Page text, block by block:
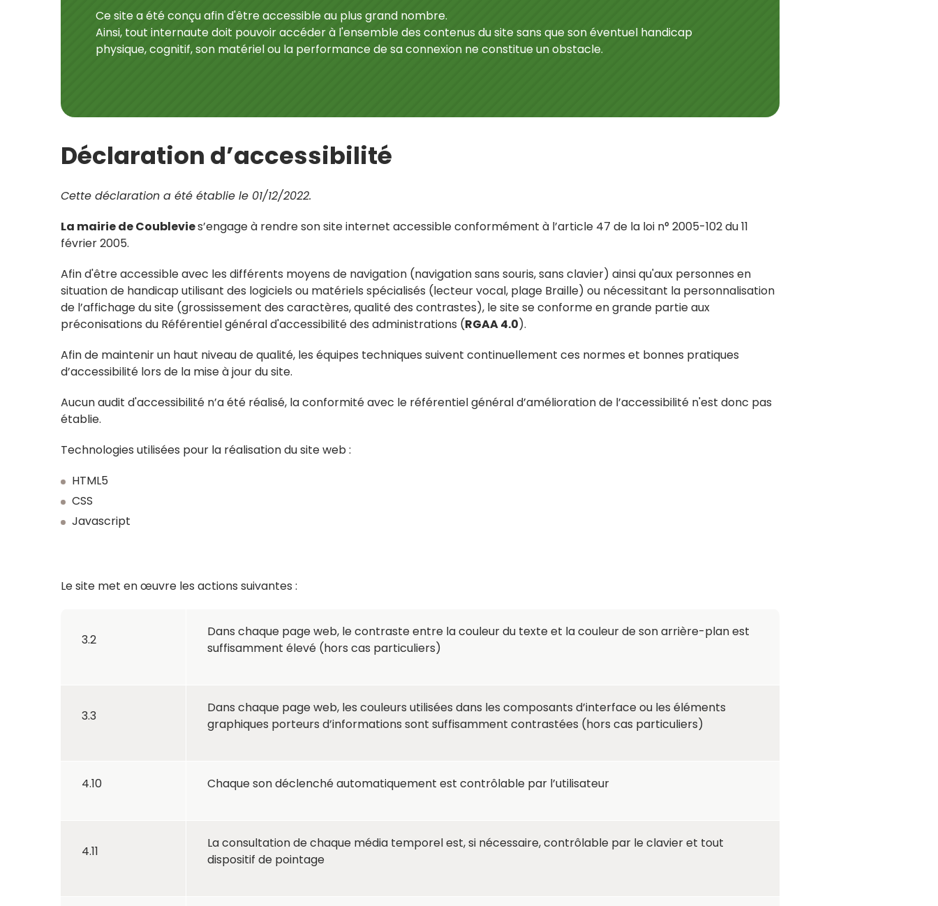
Ce site a été conçu afin d'être accessible au plus grand nombre.
Ainsi, tout internaute doit pouvoir accéder à l'ensemble des contenus du site sans que son éventuel handicap
physique, cognitif, son matériel ou la performance de sa connexion ne constitue un obstacle.
Déclaration d’accessibilité
Cette déclaration a été établie le 01/12/2022.
La mairie de Coublevies’engage à rendre son site internet accessible conformément à l’article 47 de la loi n° 2005-102 du 11
février 2005.
Afin d'être accessible avec les différents moyens de navigation (navigation sans souris, sans clavier) ainsi qu'aux personnes en
situation de handicap utilisant des logiciels ou matériels spécialisés (lecteur vocal, plage Braille) ou nécessitant la personnalisation
de l’affichage du site (grossissement des caractères, qualité des contrastes), le site se conforme en grande partie aux
préconisations du Référentiel général d'accessibilité des administrations (RGAA 4.0).
Afin de maintenir un haut niveau de qualité, les équipes techniques suivent continuellement ces normes et bonnes pratiques
d’accessibilité lors de la mise à jour du site.
Aucun audit d'accessibilité n’a été réalisé, la conformité avec le référentiel général d’amélioration de l’accessibilité n'est donc pas
établie.
Technologies utilisées pour la réalisation du site web :
HTML5
CSS
Javascript
Le site met en œuvre les actions suivantes :
3.2
Dans chaque page web, le contraste entre la couleur du texte et la couleur de son arrière-plan est
suffisamment élevé (hors cas particuliers)
3.3
Dans chaque page web, les couleurs utilisées dans les composants d’interface ou les éléments
graphiques porteurs d’informations sont suffisamment contrastées (hors cas particuliers)
4.10 Chaque son déclenché automatiquement est contrôlable par l’utilisateur
4.11
La consultation de chaque média temporel est, si nécessaire, contrôlable par le clavier et tout
dispositif de pointage